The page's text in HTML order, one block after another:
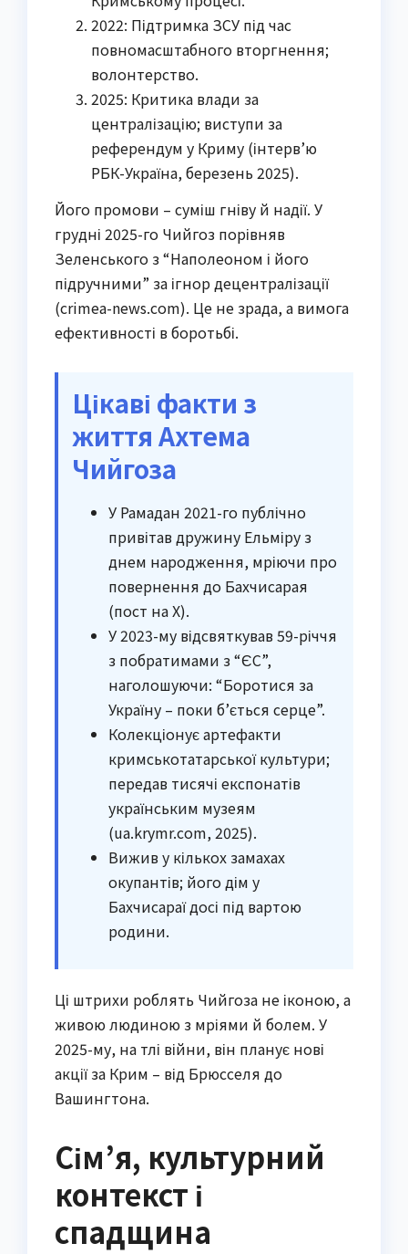
2022: Підтримка ЗСУ під час
повномасштабного вторгнення;
волонтерство.
2025: Критика влади за
централізацію; виступи за
референдум у Криму (інтерв’ю
РБК-Україна, березень 2025).
Його промови – суміш гніву й надії. У
грудні 2025-го Чийгоз порівняв
Зеленського з “Наполеоном і його
підручними” за ігнор децентралізації
(crimea-news.com). Це не зрада, а вимога
ефективності в боротьбі.
Цікаві факти з
життя Ахтема
Чийгоза
У Рамадан 2021-го публічно
привітав дружину Ельміру з
днем народження, мріючи про
повернення до Бахчисарая
(пост на X).
У 2023-му відсвяткував 59-річчя
з побратимами з “ЄС”,
наголошуючи: “Боротися за
Україну – поки б’ється серце”.
Колекціонує артефакти
кримськотатарської культури;
передав тисячі експонатів
українським музеям
(ua.krymr.com, 2025).
Вижив у кількох замахах
окупантів; його дім у
Бахчисараї досі під вартою
родини.
Ці штрихи роблять Чийгоза не іконою, а
живою людиною з мріями й болем. У
2025-му, на тлі війни, він планує нові
акції за Крим – від Брюсселя до
Вашингтона.
Сім’я, культурний
контекст і
спадщина